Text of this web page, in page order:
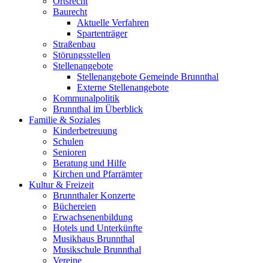
Baurecht
Aktuelle Verfahren
Spartenträger
Straßenbau
Störungsstellen
Stellenangebote
Stellenangebote Gemeinde Brunnthal
Externe Stellenangebote
Kommunalpolitik
Brunnthal im Überblick
Familie & Soziales
Kinderbetreuung
Schulen
Senioren
Beratung und Hilfe
Kirchen und Pfarrämter
Kultur & Freizeit
Brunnthaler Konzerte
Büchereien
Erwachsenenbildung
Hotels und Unterkünfte
Musikhaus Brunnthal
Musikschule Brunnthal
Vereine